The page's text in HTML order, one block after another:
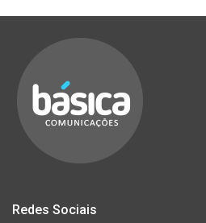
Redes Sociais